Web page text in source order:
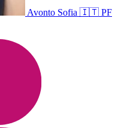
Avonto Sofia 🇮🇹 PF